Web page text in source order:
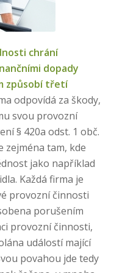
chrání
dopady
způsobí třetí
odpovídá za škody,
svou provozní
§ 420a odst. 1 obč.
zejména tam, kde
jako například
Každá firma je
provozní činnosti
porušením
provozní činnosti,
událostí mající
povahou jde tedy